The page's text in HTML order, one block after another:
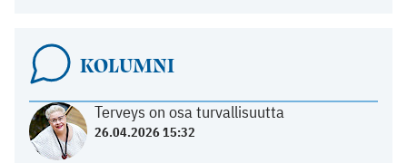
KOLUMNI
Terveys on osa turvallisuutta
26.04.2026 15:32